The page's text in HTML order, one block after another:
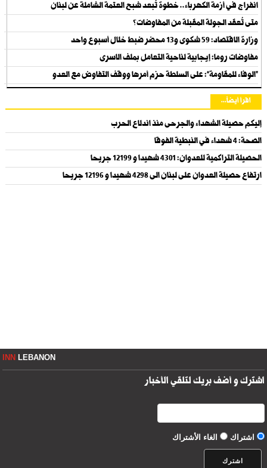
انفراج في أزمة الكهرباء.. خطوة تُبعد شبح العتمة الشاملة عن لبنان
متى تُعقد الجولة المقبلة من المفاوضات؟
وزارة الاقتصاد: 59 شكوى و13 محضر ضبط خلال أسبوع واحد
مفاوضات روما: إيجابية لناحية التعامل بملف الاسرى
“الوفاء للمقاومة”: على السلطة حزم أمرها ووقف التفاوض مع العدو
اقرأ أيضاً...
إليكم حصيلة الشهداء والجرحى منذ اندلاع الحرب
الصحة: 4 شهداء في النبطية الفوقا
الحصيلة التراكمية للعدوان: 4301 شهيدا و 12199 جريحا
ارتفاع حصيلة العدوان على لبنان الى 4298 شهيدا و 12196 جريحا
INNLEBANON
اشترك و أضف بريك لتلقي الأخبار
اشتراك الغاء الأشتراك